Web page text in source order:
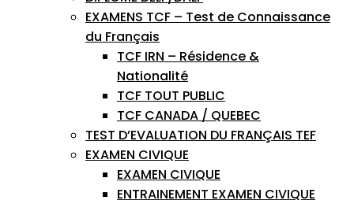
EXAMENS TCF – Test de Connaissance
du Français
TCF IRN – Résidence &
Nationalité
TCF TOUT PUBLIC
TCF CANADA / QUEBEC
TEST D’EVALUATION DU FRANÇAIS TEF
EXAMEN CIVIQUE
EXAMEN CIVIQUE
ENTRAINEMENT EXAMEN CIVIQUE